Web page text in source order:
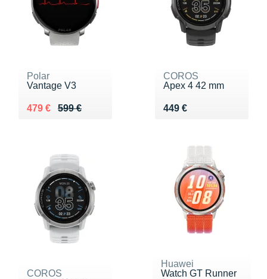
Polar
Vantage V3
599 €
Au lieu de 599 €
479 €
Vendu 479 €
COROS
Apex 4 42 mm
449 €
Vendu 449 €
COROS
Huawei
Watch GT Runner